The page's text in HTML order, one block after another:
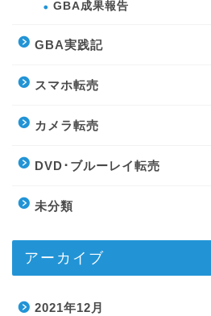
GBA成果報告
GBA実践記
スマホ転売
カメラ転売
DVD･ブルーレイ転売
未分類
アーカイブ
2021年12月